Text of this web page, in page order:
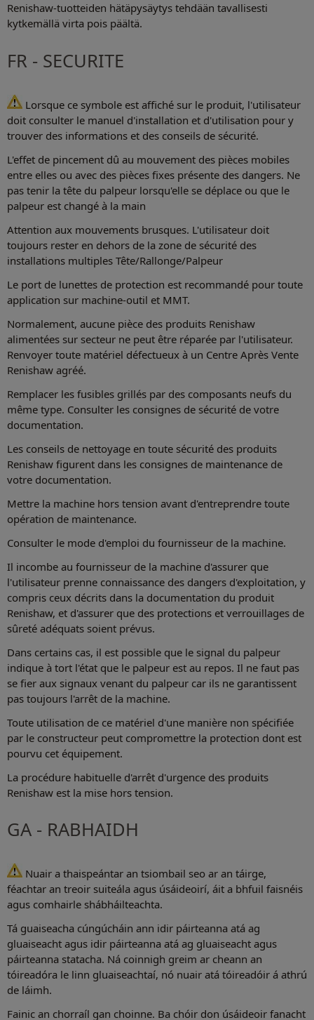
Renishaw-tuotteiden hätäpysäytys tehdään tavallisesti
kytkemällä virta pois päältä.
FR - SECURITE
Lorsque ce symbole est affiché sur le produit, l'utilisateur
doit consulter le manuel d'installation et d'utilisation pour y
trouver des informations et des conseils de sécurité.
L'effet de pincement dû au mouvement des pièces mobiles
entre elles ou avec des pièces fixes présente des dangers. Ne
pas tenir la tête du palpeur lorsqu'elle se déplace ou que le
palpeur est changé à la main
Attention aux mouvements brusques. L'utilisateur doit
toujours rester en dehors de la zone de sécurité des
installations multiples Tête/Rallonge/Palpeur
Le port de lunettes de protection est recommandé pour toute
application sur machine-outil et MMT.
Normalement, aucune pièce des produits Renishaw
alimentées sur secteur ne peut être réparée par l'utilisateur.
Renvoyer toute matériel défectueux à un Centre Après Vente
Renishaw agréé.
Remplacer les fusibles grillés par des composants neufs du
même type. Consulter les consignes de sécurité de votre
documentation.
Les conseils de nettoyage en toute sécurité des produits
Renishaw figurent dans les consignes de maintenance de
votre documentation.
Mettre la machine hors tension avant d'entreprendre toute
opération de maintenance.
Consulter le mode d'emploi du fournisseur de la machine.
Il incombe au fournisseur de la machine d'assurer que
l'utilisateur prenne connaissance des dangers d'exploitation, y
compris ceux décrits dans la documentation du produit
Renishaw, et d'assurer que des protections et verrouillages de
sûreté adéquats soient prévus.
Dans certains cas, il est possible que le signal du palpeur
indique à tort l'état que le palpeur est au repos. Il ne faut pas
se fier aux signaux venant du palpeur car ils ne garantissent
pas toujours l'arrêt de la machine.
Toute utilisation de ce matériel d'une manière non spécifiée
par le constructeur peut compromettre la protection dont est
pourvu cet équipement.
La procédure habituelle d'arrêt d'urgence des produits
Renishaw est la mise hors tension.
GA - RABHAIDH
Nuair a thaispeántar an tsiombail seo ar an táirge,
féachtar an treoir suiteála agus úsáideoirí, áit a bhfuil faisnéis
agus comhairle shábháilteachta.
Tá guaiseacha cúngúcháin ann idir páirteanna atá ag
gluaiseacht agus idir páirteanna atá ag gluaiseacht agus
páirteanna statacha. Ná coinnigh greim ar cheann an
tóireadóra le linn gluaiseachtaí, nó nuair atá tóireadóir á athrú
de láimh.
Fainic an chorraíl gan choinne. Ba chóir don úsáideoir fanacht